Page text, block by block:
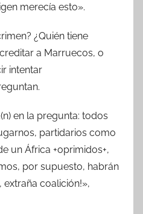
merecía esto».
¿Quién tiene
a Marruecos, o
intentar
en la pregunta: todos
partidarios como
un África +oprimidos+,
por supuesto, habrán
coalición!»,